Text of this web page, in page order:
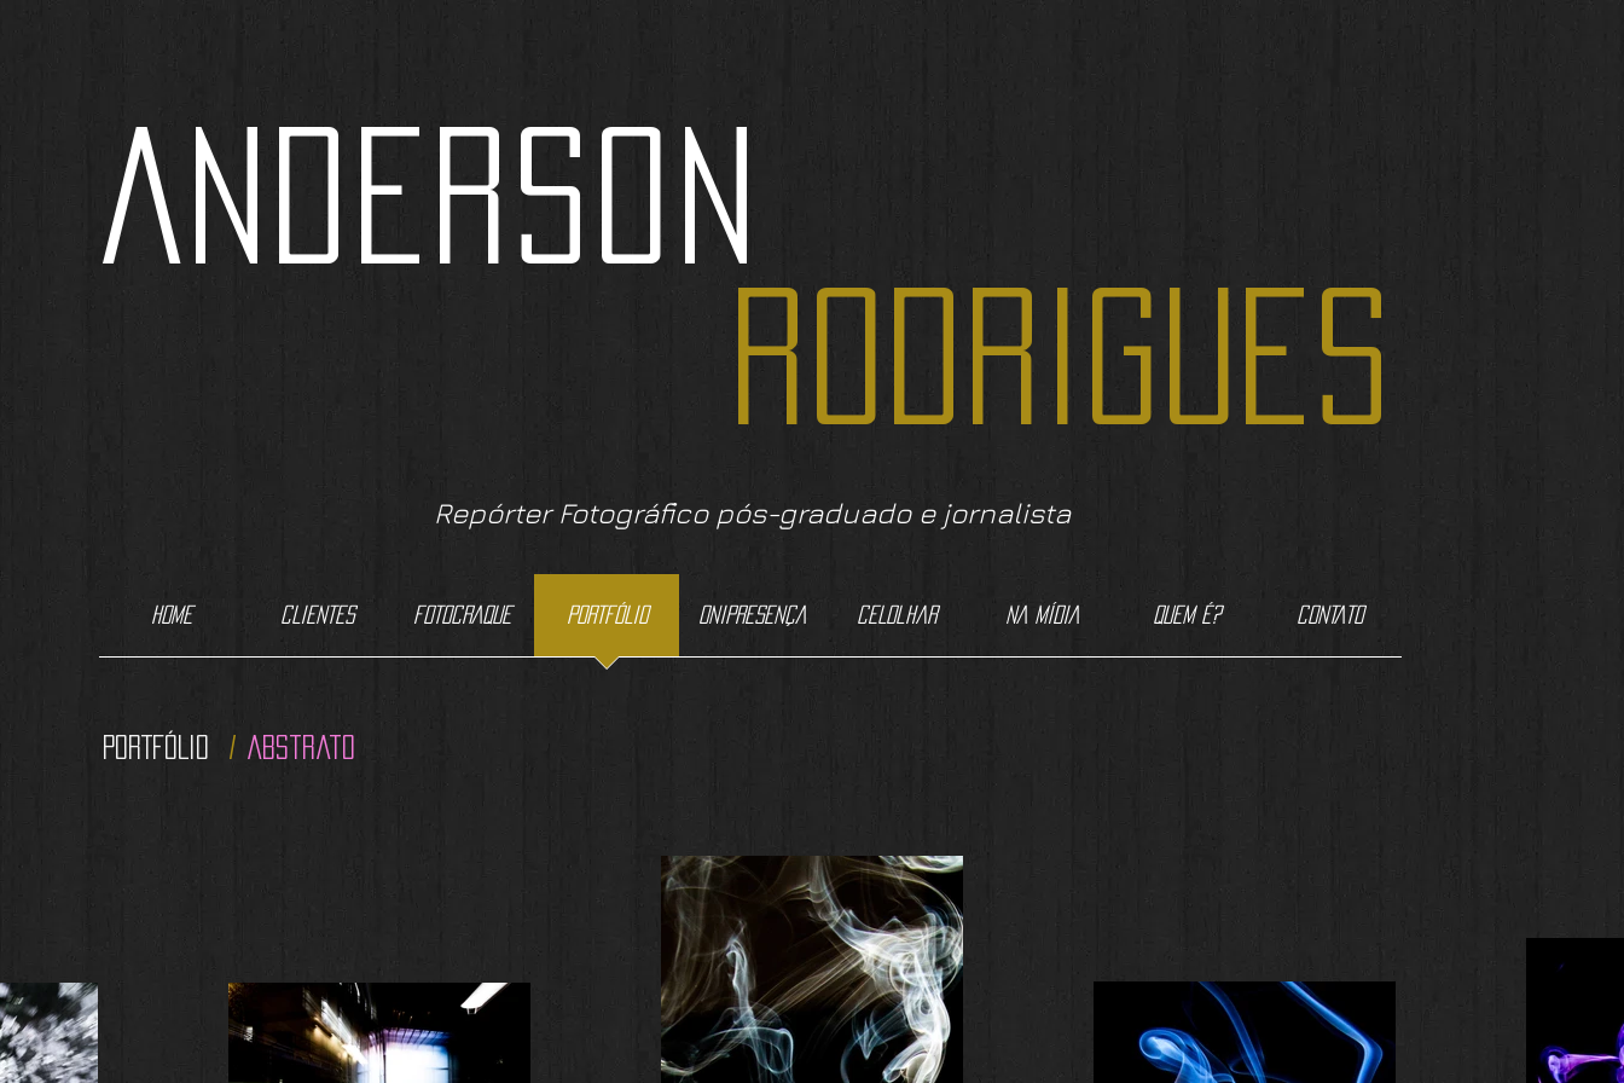
ANDERSON
RODRIGUES
Repórter Fotográfico pós-graduado e jornalista
Home CLIENTES FOTOCRAQUE PORTFÓLIO ONIPRESENÇA CELolhar NA MÍDIA QUEM É? CONTATO
PORTFÓLIO / abstrato